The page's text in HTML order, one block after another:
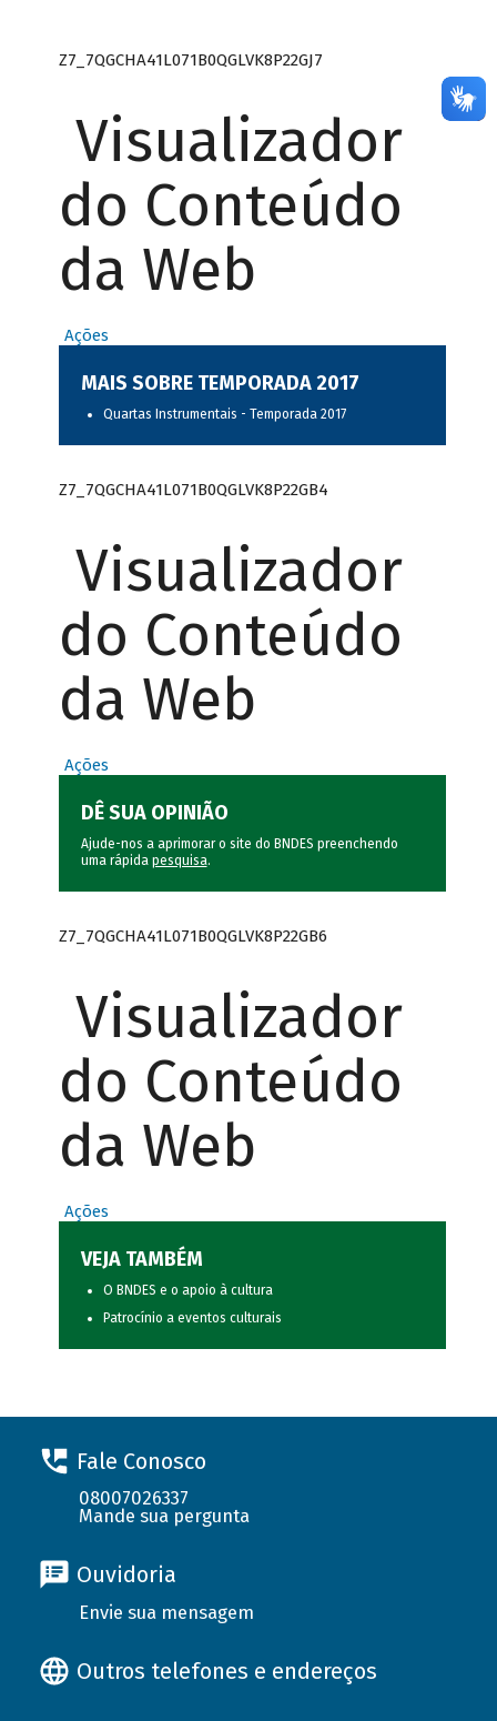
Z7_7QGCHA41L071B0QGLVK8P22GJ7
Visualizador
do Conteúdo
da Web
Ações
MAIS SOBRE TEMPORADA 2017
Quartas Instrumentais - Temporada 2017
Z7_7QGCHA41L071B0QGLVK8P22GB4
Visualizador
do Conteúdo
da Web
Ações
DÊ SUA OPINIÃO
Ajude-nos a aprimorar o site do BNDES preenchendo
uma rápida pesquisa.
Z7_7QGCHA41L071B0QGLVK8P22GB6
Visualizador
do Conteúdo
da Web
Ações
VEJA TAMBÉM
O BNDES e o apoio à cultura
Patrocínio a eventos culturais
Fale Conosco
08007026337
Mande sua pergunta
Ouvidoria
Envie sua mensagem
Outros telefones e endereços